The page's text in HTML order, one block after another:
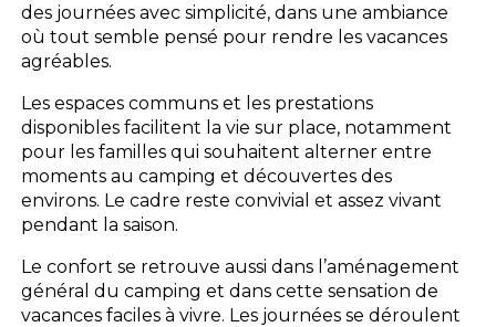
des journées avec simplicité, dans une ambiance
où tout semble pensé pour rendre les vacances
agréables.
Les espaces communs et les prestations
disponibles facilitent la vie sur place, notamment
pour les familles qui souhaitent alterner entre
moments au camping et découvertes des
environs. Le cadre reste convivial et assez vivant
pendant la saison.
Le confort se retrouve aussi dans l’aménagement
général du camping et dans cette sensation de
vacances faciles à vivre. Les journées se déroulent